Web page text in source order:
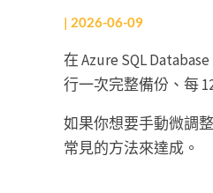
| 2026-06-09
在 Azure SQL
行一次完整備份、每
如果你想要手動微調
常見的方法來達成。